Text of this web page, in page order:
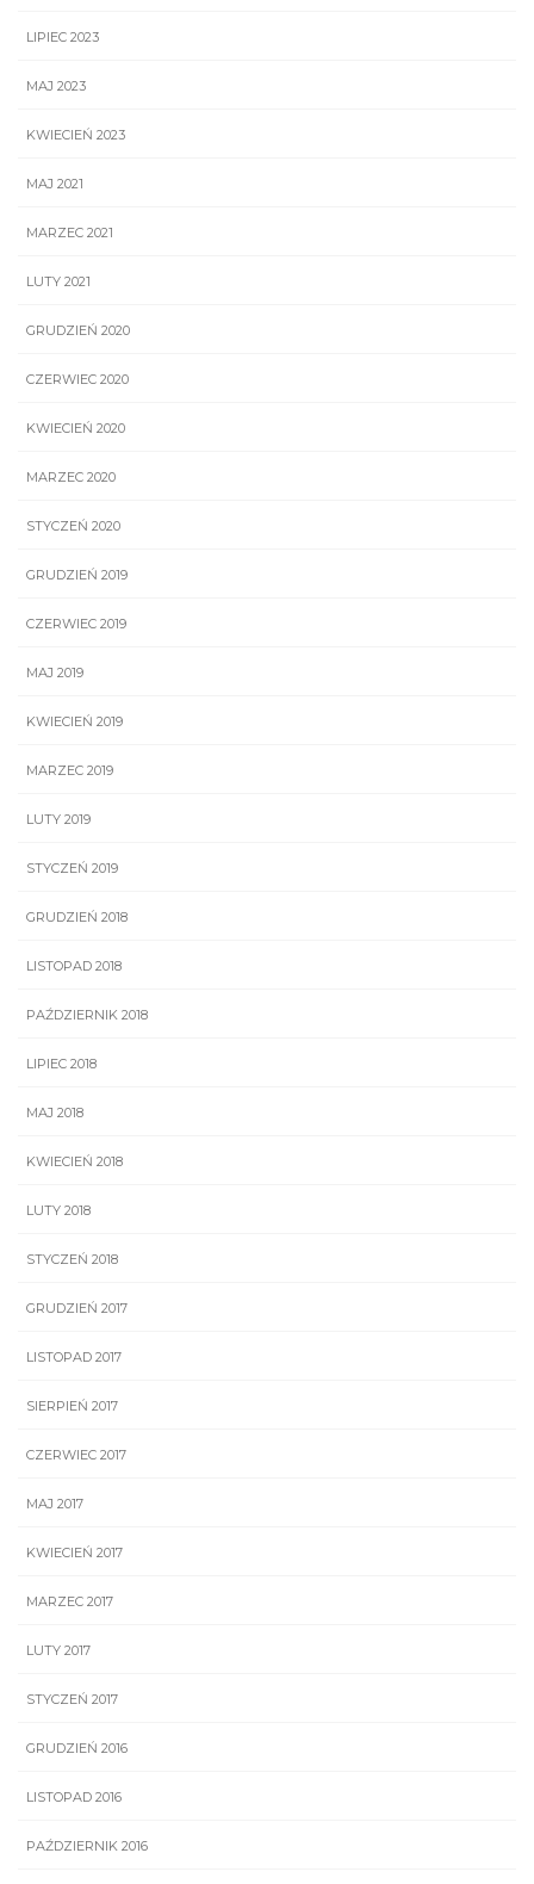
LIPIEC 2023
MAJ 2023
KWIECIEŃ 2023
MAJ 2021
MARZEC 2021
LUTY 2021
GRUDZIEŃ 2020
CZERWIEC 2020
KWIECIEŃ 2020
MARZEC 2020
STYCZEŃ 2020
GRUDZIEŃ 2019
CZERWIEC 2019
MAJ 2019
KWIECIEŃ 2019
MARZEC 2019
LUTY 2019
STYCZEŃ 2019
GRUDZIEŃ 2018
LISTOPAD 2018
PAŹDZIERNIK 2018
LIPIEC 2018
MAJ 2018
KWIECIEŃ 2018
LUTY 2018
STYCZEŃ 2018
GRUDZIEŃ 2017
LISTOPAD 2017
SIERPIEŃ 2017
CZERWIEC 2017
MAJ 2017
KWIECIEŃ 2017
MARZEC 2017
LUTY 2017
STYCZEŃ 2017
GRUDZIEŃ 2016
LISTOPAD 2016
PAŹDZIERNIK 2016